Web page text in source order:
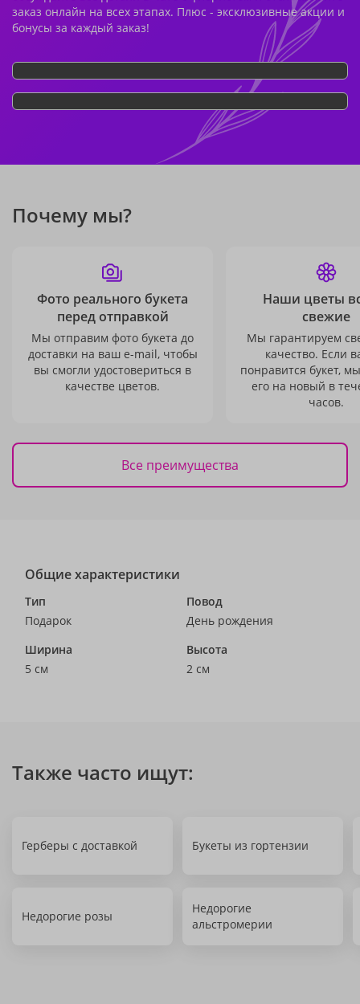
заказ онлайн на всех этапах. Плюс - эксклюзивные акции и
бонусы за каждый заказ!
Почему мы?
Фото реального букета
перед отправкой
Мы отправим фото букета до
доставки на ваш e-mail, чтобы
вы смогли удостовериться в
качестве цветов.
Наши цветы
свежие
Мы гарантируем
качество. Если
понравится букет,
его на новый в
часов.
Все преимущества
Общие характеристики
Тип
Подарок
Повод
День рождения
Ширина
5 см
Высота
2 см
Также часто ищут:
Герберы с доставкой Букеты из гортензии
Недорогие розы
Недорогие
альстромерии